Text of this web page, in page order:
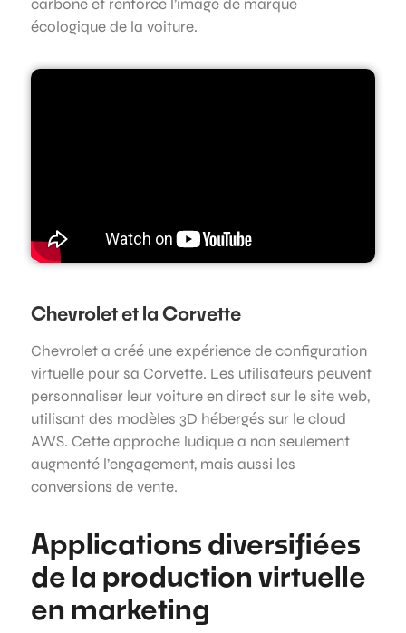
carbone et renforce l’image de marque
écologique de la voiture.
Chevrolet et la Corvette
Chevrolet a créé une expérience de configuration
virtuelle pour sa Corvette. Les utilisateurs peuvent
personnaliser leur voiture en direct sur le site web,
utilisant des modèles 3D hébergés sur le cloud
AWS. Cette approche ludique a non seulement
augmenté l’engagement, mais aussi les
conversions de vente.
Applications diversifiées
de la production virtuelle
en marketing